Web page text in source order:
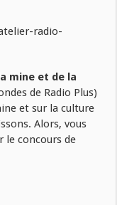
radio-
la mine et de la
de Radio Plus)
et sur la culture
Alors, vous
le concours de